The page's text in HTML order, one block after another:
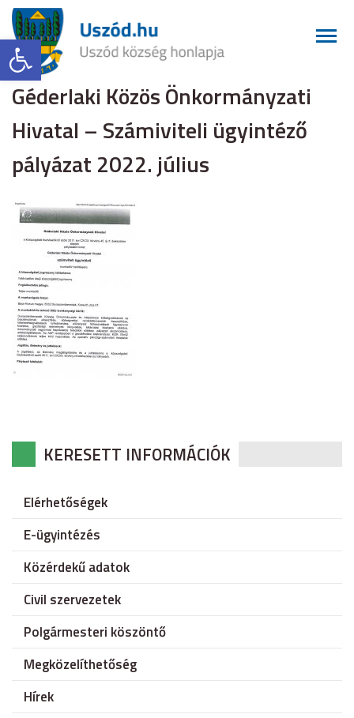
Eszköztár megnyitása
Géderlaki Közös Önkormányzati
Hivatal – Számiviteli ügyintéző
pályázat 2022. július
KERESETT INFORMÁCIÓK
Elérhetőségek
E-ügyintézés
Közérdekű adatok
Civil szervezetek
Polgármesteri köszöntő
Megközelíthetőség
Hírek